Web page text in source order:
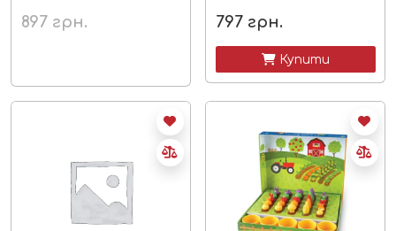
897грн. 797грн.
 Купити